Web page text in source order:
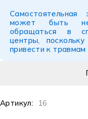
Самостоятельная
может быть
обращаться в
центры,
привести к
Артикул: 16